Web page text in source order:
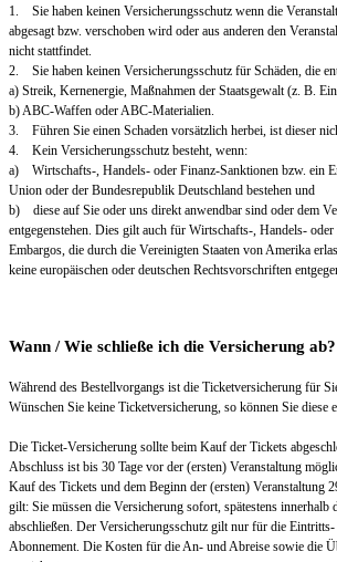
1. Sie haben keinen Versicherungsschutz wenn die
abgesagt bzw. verschoben wird oder aus anderen den
nicht stattfindet.
2. Sie haben keinen Versicherungsschutz für Schäden, die
a) Streik, Kernenergie, Maßnahmen der Staatsgewalt (z. B.
b) ABC-Waffen oder ABC-Materialien.
3. Führen Sie einen Schaden vorsätzlich herbei, ist dieser
4. Kein Versicherungsschutz besteht, wenn:
a) Wirtschafts-, Handels- oder Finanz-Sanktionen bzw. ein
Union oder der Bundesrepublik Deutschland bestehen und
b) diese auf Sie oder uns direkt anwendbar sind oder dem
entgegenstehen. Dies gilt auch für Wirtschafts-, Handels-
Embargos, die durch die Vereinigten Staaten von Amerika
keine europäischen oder deutschen Rechtsvorschriften
Wann / Wie schließe ich die Versicherung ab?
Während des Bestellvorgangs ist die Ticketversicherung für
Wünschen Sie keine Ticketversicherung, so können Sie diese
Die Ticket-Versicherung sollte beim Kauf der Tickets
Abschluss ist bis 30 Tage vor der (ersten) Veranstaltung
Kauf des Tickets und dem Beginn der (ersten) Veranstaltung
gilt: Sie müssen die Versicherung sofort, spätestens innerhalb
abschließen. Der Versicherungsschutz gilt nur für die
Abonnement. Die Kosten für die An- und Abreise sowie die